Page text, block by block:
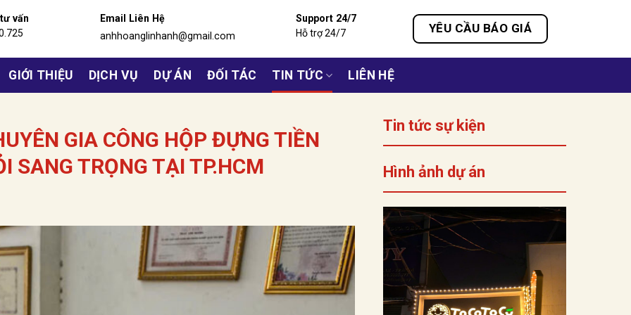
vấn
Email Liên Hệ
anhhoanglinhanh@gmail.com
Support 24/7
Hỗ trợ 24/7
YÊU CẦU BÁO GIÁ
GIỚI THIỆU DỊCH VỤ DỰ ÁN ĐỐI TÁC TIN TỨC LIÊN HỆ
GIA CÔNG HỘP ĐỰNG TIỀN
SANG TRỌNG TẠI TP.HCM
Tin tức sự kiện
Hình ảnh dự án